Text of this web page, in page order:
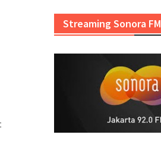
Streaming Sonora FM